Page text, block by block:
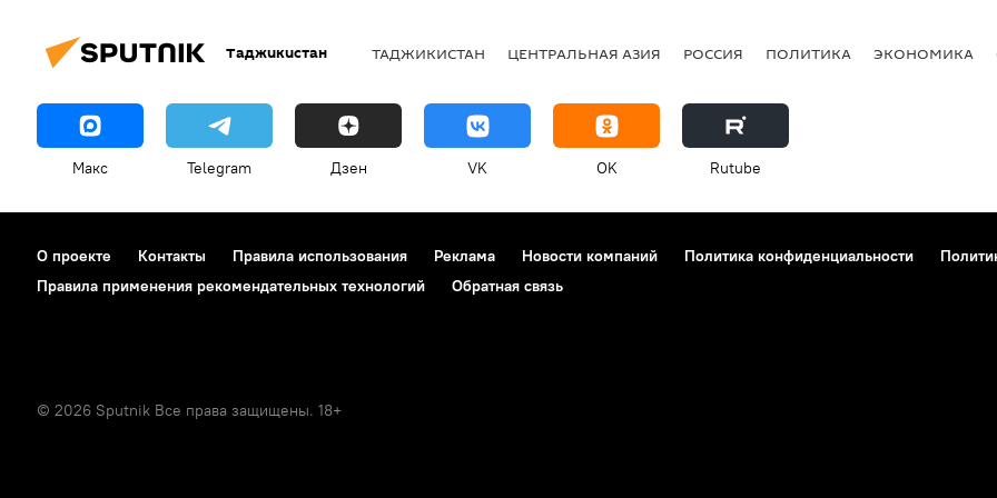
Таджикистан ТАДЖИКИСТАН ЦЕНТРАЛЬНАЯ АЗИЯ РОССИЯ ПОЛИТИКА ЭКОНОМИКА
Макс Telegram Дзен VK OK Rutube
О проекте Контакты Правила использования Реклама Новости компаний Политика конфиденциальности
Правила применения рекомендательных технологий
Обратная связь
© 2026 Sputnik Все права защищены. 18+